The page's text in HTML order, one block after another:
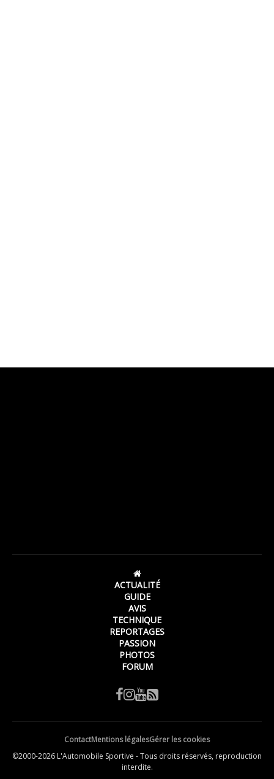
ACTUALITÉ
GUIDE
AVIS
TECHNIQUE
REPORTAGES
PASSION
PHOTOS
FORUM
ContactMentions légalesGérer les cookies
©2000-2026 L'Automobile Sportive - Tous droits réservés, reproduction
interdite.